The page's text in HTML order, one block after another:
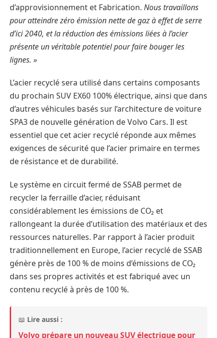
d’approvisionnement et Fabrication. Nous travaillons
pour atteindre zéro émission nette de gaz à effet de serre
d’ici 2040, et la réduction des émissions liées à l’acier
présente un véritable potentiel pour faire bouger les
lignes. »
L’acier recyclé sera utilisé dans certains composants
du prochain SUV EX60 100% électrique, ainsi que dans
d’autres véhicules basés sur l’architecture de voiture
SPA3 de nouvelle génération de Volvo Cars. Il est
essentiel que cet acier recyclé réponde aux mêmes
exigences de sécurité que l’acier primaire en termes
de résistance et de durabilité.
Le système en circuit fermé de SSAB permet de
recycler la ferraille d’acier, réduisant
considérablement les émissions de CO₂ et
rallongeant la durée d’utilisation des matériaux et des
ressources naturelles. Par rapport à l’acier produit
traditionnellement en Europe, l’acier recyclé de SSAB
génère près de 100 % de moins d’émissions de CO₂
dans ses propres activités et est fabriqué avec un
contenu recyclé à près de 100 %.
📖 Lire aussi :
Volvo prépare un nouveau SUV électrique pour